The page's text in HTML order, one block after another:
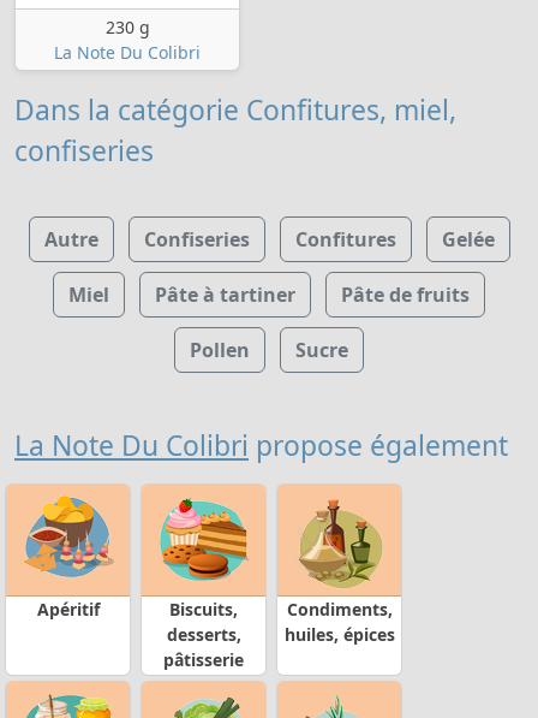
230 g
La Note Du Colibri
Dans la catégorie Confitures, miel,
confiseries
Autre Confiseries Confitures Gelée
Miel Pâte à tartiner Pâte de fruits
Pollen Sucre
La Note Du Colibri propose également
Apéritif
Biscuits,
desserts,
pâtisserie
Condiments,
huiles, épices